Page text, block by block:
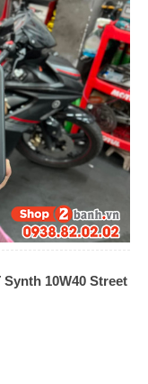
10W40 Street